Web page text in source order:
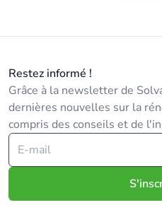
Restez informé !
Grâce à la newsletter de
dernières nouvelles sur la
compris des conseils et de